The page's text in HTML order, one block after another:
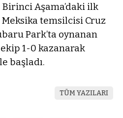
Aşama’daki ilk
Meksika temsilcisi Cruz
Park’ta oynanan
1-0 kazanarak
başladı.
TÜM YAZILARI